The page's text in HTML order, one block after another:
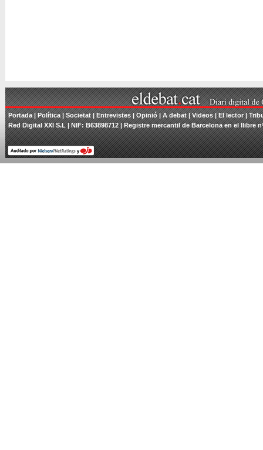
Portada|Política|Societat|Entrevistes|Opinió|A debat|Videos|El lector|
Red Digital XXI S.L | NIF: B63898712 | Registre mercantil de Barcelona en el llibre